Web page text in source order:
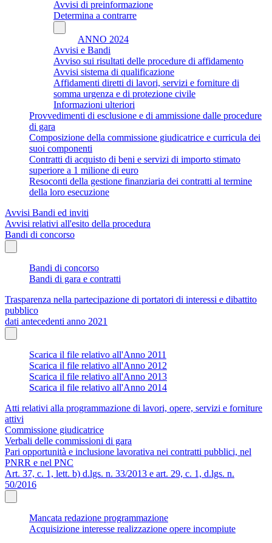
Avvisi di preinformazione
Determina a contrarre
ANNO 2024
Avvisi e Bandi
Avviso sui risultati delle procedure di affidamento
Avvisi sistema di qualificazione
Affidamenti diretti di lavori, servizi e forniture di
somma urgenza e di protezione civile
Informazioni ulteriori
Provvedimenti di esclusione e di ammissione dalle procedure
di gara
Composizione della commissione giudicatrice e curricula dei
suoi componenti
Contratti di acquisto di beni e servizi di importo stimato
superiore a 1 milione di euro
Resoconti della gestione finanziaria dei contratti al termine
della loro esecuzione
Avvisi Bandi ed inviti
Avvisi relativi all'esito della procedura
Bandi di concorso
Bandi di concorso
Bandi di gara e contratti
Trasparenza nella partecipazione di portatori di interessi e dibattito
pubblico
dati antecedenti anno 2021
Scarica il file relativo all'Anno 2011
Scarica il file relativo all'Anno 2012
Scarica il file relativo all'Anno 2013
Scarica il file relativo all'Anno 2014
Atti relativi alla programmazione di lavori, opere, servizi e forniture
attivi
Commissione giudicatrice
Verbali delle commissioni di gara
Pari opportunità e inclusione lavorativa nei contratti pubblici, nel
PNRR e nel PNC
Art. 37, c. 1, lett. b) d.lgs. n. 33/2013 e art. 29, c. 1, d.lgs. n.
50/2016
Mancata redazione programmazione
Acquisizione interesse realizzazione opere incompiute